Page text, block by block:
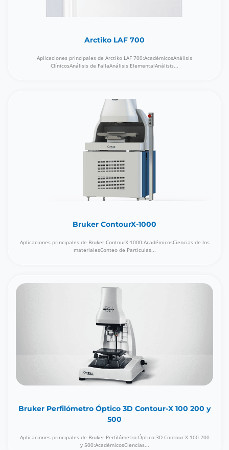
Arctiko LAF 700
Aplicaciones principales de Arctiko LAF 700:AcadémicosAnálisis
ClínicosAnálisis de FallaAnálisis ElementalAnálisis...
Bruker ContourX-1000
Aplicaciones principales de Bruker ContourX-1000:AcadémicosCiencias de los
materialesConteo de Partículas...
Bruker Perfilómetro Óptico 3D Contour-X 100 200 y
500
Aplicaciones principales de Bruker Perfilómetro Óptico 3D Contour-X 100 200
y 500:AcadémicosCiencias...